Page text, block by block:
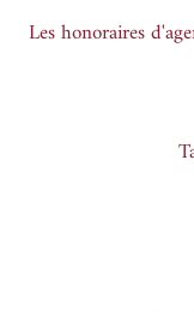
Les honoraires